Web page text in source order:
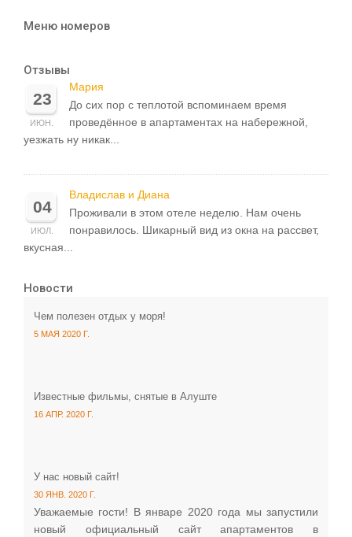
Меню номеров
Отзывы
23
ИЮН.
Мария
До сих пор с теплотой вспоминаем время
проведённое в апартаментах на набережной,
уезжать ну никак...
04
ИЮЛ.
Владислав и Диана
Проживали в этом отеле неделю. Нам очень
понравилось. Шикарный вид из окна на рассвет,
вкусная...
Новости
Чем полезен отдых у моря!
5 МАЯ 2020 Г.
Известные фильмы, снятые в Алуште
16 АПР. 2020 Г.
У нас новый сайт!
30 ЯНВ. 2020 Г.
Уважаемые гости! В январе 2020 года мы запустили
новый официальный сайт апартаментов в